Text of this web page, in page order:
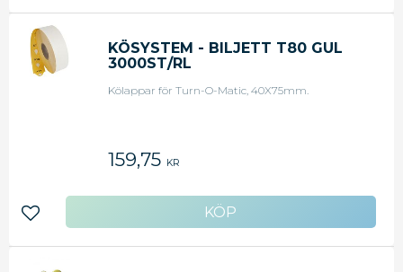
KÖSYSTEM - BILJETT T80 GUL
3000ST/RL
Kölappar för Turn-O-Matic, 40X75mm.
159,75 KR
Lägg till i favoriter